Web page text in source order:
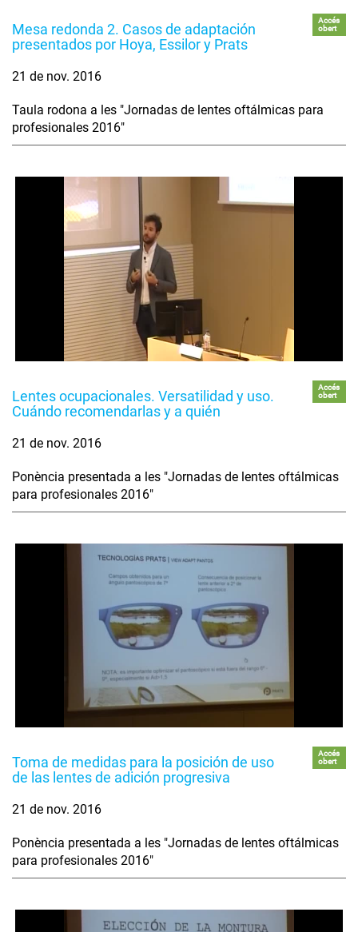
Mesa redonda 2. Casos de adaptación
presentados por Hoya, Essilor y Prats
Accés
obert
21 de nov. 2016
Taula rodona a les "Jornadas de lentes oftálmicas para
profesionales 2016"
Lentes ocupacionales. Versatilidad y uso.
Cuándo recomendarlas y a quién
Accés
obert
21 de nov. 2016
Ponència presentada a les "Jornadas de lentes oftálmicas
para profesionales 2016"
Toma de medidas para la posición de uso
de las lentes de adición progresiva
Accés
obert
21 de nov. 2016
Ponència presentada a les "Jornadas de lentes oftálmicas
para profesionales 2016"